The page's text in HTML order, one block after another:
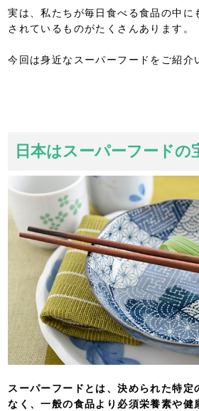
実は、私たちが毎日食べる食品の中に
されているものがたくさんあります。
今回は身近なスーパーフードをご紹介
日本はスーパーフードの
スーパーフードとは、決められた特定
なく、一般の食品より必須栄養素や健